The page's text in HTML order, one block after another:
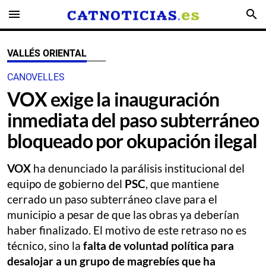
menu search
VALLÉS ORIENTAL
CANOVELLES
VOX exige la inauguración
inmediata del paso subterráneo
bloqueado por okupación ilegal
VOX ha denunciado la parálisis institucional del
equipo de gobierno del PSC, que mantiene
cerrado un paso subterráneo clave para el
municipio a pesar de que las obras ya deberían
haber finalizado. El motivo de este retraso no es
técnico, sino la falta de voluntad política para
desalojar a un grupo de magrebíes que ha